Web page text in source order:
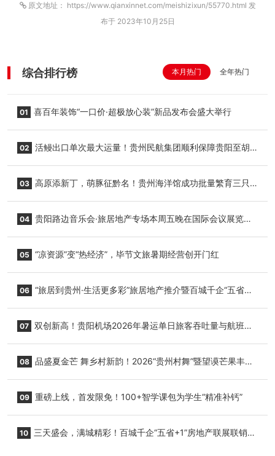
原文地址： https://www.qianxinnet.com/meishizixun/55770.html 发
布于 2023年10月25日
综合排行榜 本月热门 全年热门
01 喜百年装饰“一口价·超极放心装”新品发布会盛大举行
02 活鳗出口单次最大运量！贵州民航集团顺利保障贵阳至胡
03 高原添新丁，萌豚征黔名！贵州海洋馆成功批量繁育三只
04 贵阳路边音乐会·旅居地产专场本周五晚在国际会议展览中
05 “凉资源”变“热经济”，毕节文旅暑期经营创开门红
06 “旅居到贵州·生活更多彩”旅居地产推介暨百城千企“五省
07 双创新高！贵阳机场2026年暑运单日旅客吞吐量与航班起
08 品盛夏金芒 舞乡村新韵！2026“贵州村舞”暨望谟芒果丰收
09 重磅上线，首发限免！100+智学课包为学生“精准补钙”
10 三天盛会，满城精彩！百城千企“五省+1”房地产联展联销活